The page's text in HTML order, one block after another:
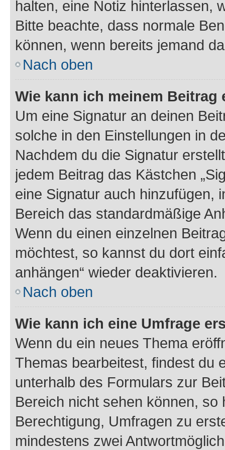
halten, eine Notiz hinterlassen,
Bitte beachte, dass normale
können, wenn bereits jemand
Nach oben
Wie kann ich meinem
Um eine Signatur an deinen
solche in den Einstellungen in
Nachdem du die Signatur
jedem Beitrag das Kästchen
eine Signatur auch hinzufügen,
Bereich das standardmäßige
Wenn du einen einzelnen
möchtest, so kannst du dort
anhängen“ wieder deaktivieren.
Nach oben
Wie kann ich eine Umfrage
Wenn du ein neues Thema
Themas bearbeitest, findest du
unterhalb des Formulars zur
Bereich nicht sehen können,
Berechtigung, Umfragen zu
mindestens zwei